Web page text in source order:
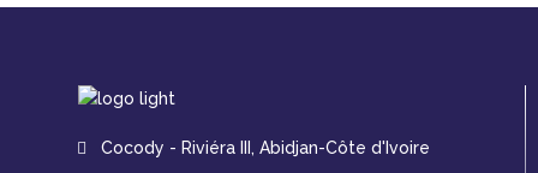
Cocody - Riviéra III, Abidjan-Côte d'Ivoire